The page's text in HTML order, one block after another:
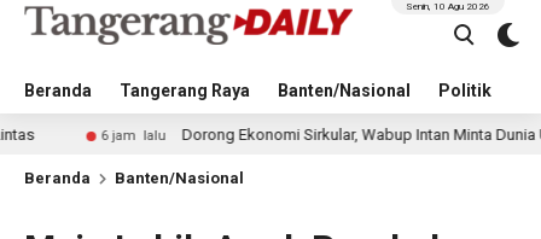
Beranda Tangerang Raya Banten/Nasional Politik
Senin, 10 Agu 2026
6 jam lalu Dorong Ekonomi Sirkular, Wabup Intan Minta Dunia Usaha
Beranda Banten/Nasional